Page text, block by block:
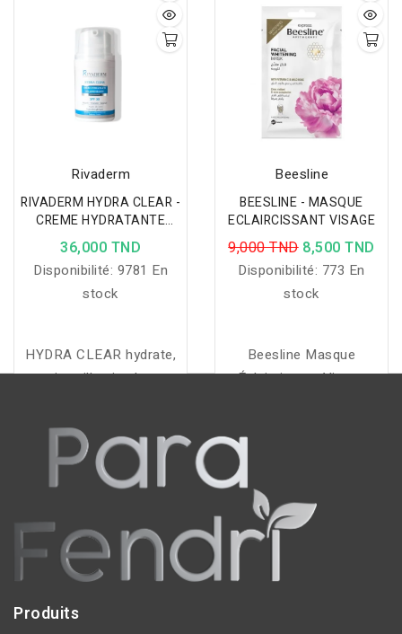
Pigmentaires D'origines
Diverses.…
Rivaderm
RIVADERM HYDRA CLEAR -
CREME HYDRATANTE
ECLAIRCISSANTE SPF30
100ML
36,000 TND
Disponibilité: 9781 En
stock
HYDRA CLEAR hydrate,
nourrit et illumine la peau
en renforçant sa
protection naturelle pour
un éclat durable.
Beesline
BEESLINE - MASQUE
ECLAIRCISSANT VISAGE
9,000 TND 8,500 TND
Disponibilité: 773 En
stock
Beesline Masque
Éclaircissant Visage
pour une peau éclatante
Produits